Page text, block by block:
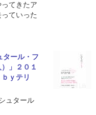
てきたア
ていった
ール・フ
」２０１
ｙテリ
ュタール